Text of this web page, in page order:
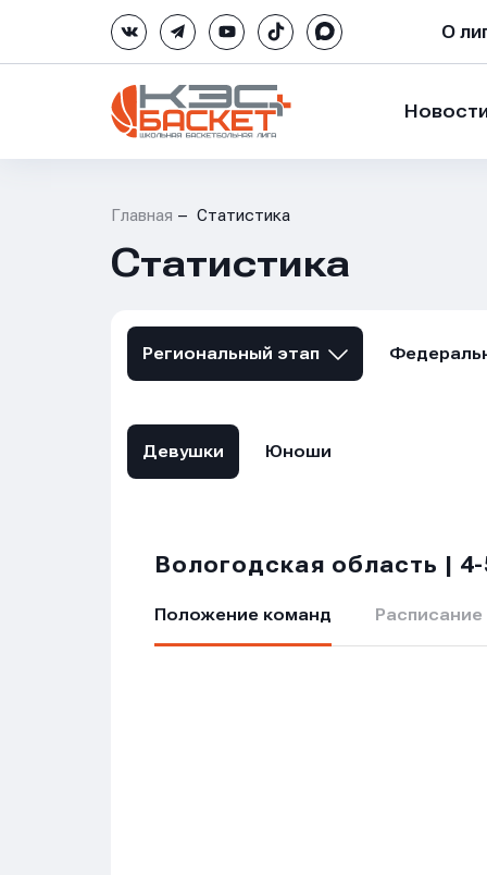
О
Главная Статистика
Статистика
Региональный этап
Девушки Юноши